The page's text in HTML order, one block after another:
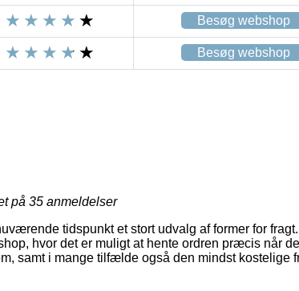
Besøg webshop
Besøg webshop
på 35 anmeldelser
tidspunkt et stort udvalg af former for
hvor det er muligt at hente ordren præcis når
samt i mange tilfælde også den mindst kostelige